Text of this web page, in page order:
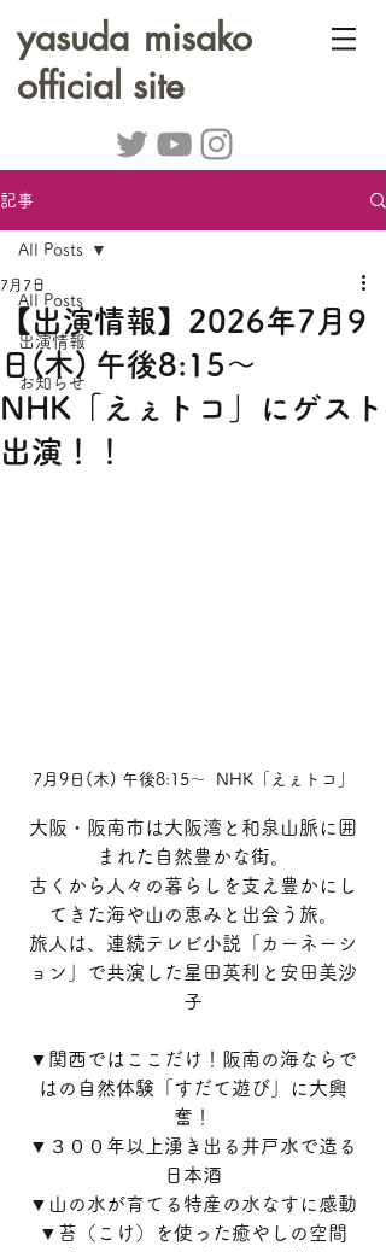
yasuda misako
official site
記事
All Posts
出演情報
お知らせ
All Posts
【出演情報】2026年7月9
日(木) 午後8:15～
NHK「えぇトコ」にゲスト
出演！！
7月7日
7月9日(木) 午後8:15～  NHK「えぇトコ」
大阪・阪南市は大阪湾と和泉山脈に囲
まれた自然豊かな街。
古くから人々の暮らしを支え豊かにし
てきた海や山の恵みと出会う旅。
旅人は、連続テレビ小説「カーネーシ
ョン」で共演した星田英利と安田美沙
子
▼関西ではここだけ！阪南の海ならで
はの自然体験「すだて遊び」に大興
奮！
▼３００年以上湧き出る井戸水で造る
日本酒
▼山の水が育てる特産の水なすに感動
▼苔（こけ）を使った癒やしの空間